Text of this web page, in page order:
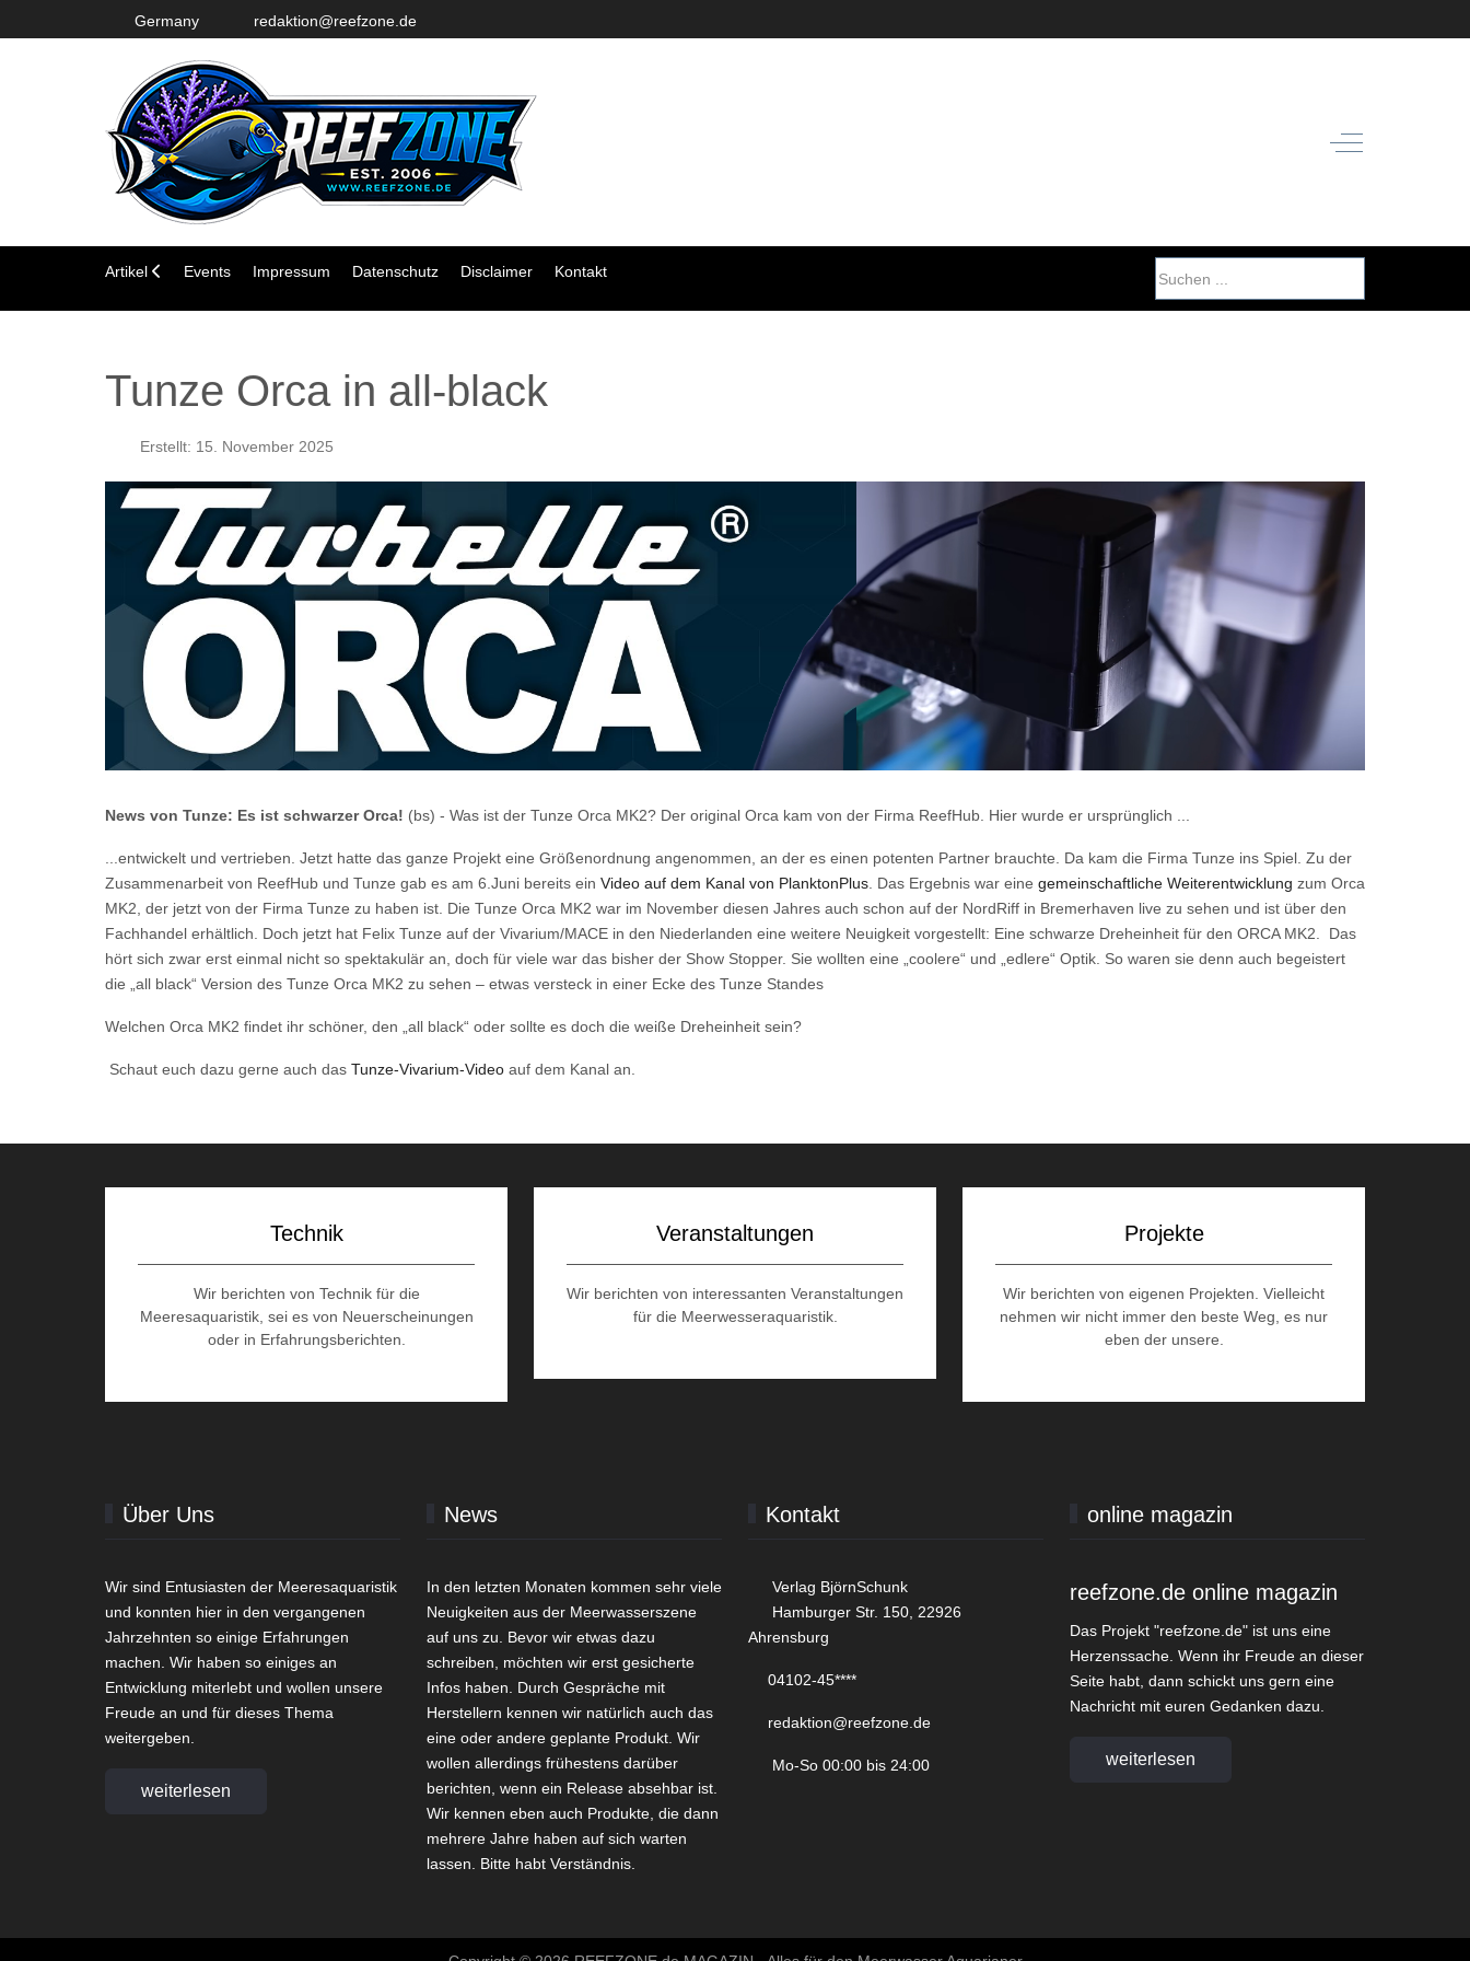
Germany redaktion@reefzone.de
Off-Canvas
Artikel Events Impressum Datenschutz Disclaimer Kontakt
Tunze Orca in all-black
Erstellt: 15. November 2025
News von Tunze: Es ist schwarzer Orca! (bs) - Was ist der Tunze Orca MK2? Der original Orca kam von der Firma ReefHub. Hier wurde er ursprünglich ...
...entwickelt und vertrieben. Jetzt hatte das ganze Projekt eine Größenordnung angenommen, an der es einen potenten Partner brauchte. Da kam die Firma Tunze ins Spiel. Zu der
Zusammenarbeit von ReefHub und Tunze gab es am 6.Juni bereits ein Video auf dem Kanal von PlanktonPlus . Das Ergebnis war eine gemeinschaftliche Weiterentwicklung zum Orca
MK2, der jetzt von der Firma Tunze zu haben ist. Die Tunze Orca MK2 war im November diesen Jahres auch schon auf der NordRiff in Bremerhaven live zu sehen und ist über den
Fachhandel erhältlich. Doch jetzt hat Felix Tunze auf der Vivarium/MACE in den Niederlanden eine weitere Neuigkeit vorgestellt: Eine schwarze Dreheinheit für den ORCA MK2. Das
hört sich zwar erst einmal nicht so spektakulär an, doch für viele war das bisher der Show Stopper. Sie wollten eine „coolere“ und „edlere“ Optik. So waren sie denn auch begeistert
die „all black“ Version des Tunze Orca MK2 zu sehen – etwas versteck in einer Ecke des Tunze Standes
Welchen Orca MK2 findet ihr schöner, den „all black“ oder sollte es doch die weiße Dreheinheit sein?
Schaut euch dazu gerne auch das Tunze-Vivarium-Video auf dem Kanal an.
Technik
Wir berichten von Technik für die
Meeresaquaristik, sei es von Neuerscheinungen
oder in Erfahrungsberichten.
Veranstaltungen
Wir berichten von interessanten Veranstaltungen
für die Meerwesseraquaristik.
Projekte
Wir berichten von eigenen Projekten. Vielleicht
nehmen wir nicht immer den beste Weg, es nur
eben der unsere.
Über Uns
Wir sind Entusiasten der Meeresaquaristik
und konnten hier in den vergangenen
Jahrzehnten so einige Erfahrungen
machen. Wir haben so einiges an
Entwicklung miterlebt und wollen unsere
Freude an und für dieses Thema
weitergeben.
weiterlesen
News
In den letzten Monaten kommen sehr viele
Neuigkeiten aus der Meerwasserszene
auf uns zu. Bevor wir etwas dazu
schreiben, möchten wir erst gesicherte
Infos haben. Durch Gespräche mit
Herstellern kennen wir natürlich auch das
eine oder andere geplante Produkt. Wir
wollen allerdings frühestens darüber
berichten, wenn ein Release absehbar ist.
Wir kennen eben auch Produkte, die dann
mehrere Jahre haben auf sich warten
lassen. Bitte habt Verständnis.
Kontakt
Verlag BjörnSchunk
Hamburger Str. 150, 22926
Ahrensburg
04102-45****
redaktion@reefzone.de
Mo-So 00:00 bis 24:00
online magazin
reefzone.de online magazin
Das Projekt "reefzone.de" ist uns eine
Herzenssache. Wenn ihr Freude an dieser
Seite habt, dann schickt uns gern eine
Nachricht mit euren Gedanken dazu.
weiterlesen